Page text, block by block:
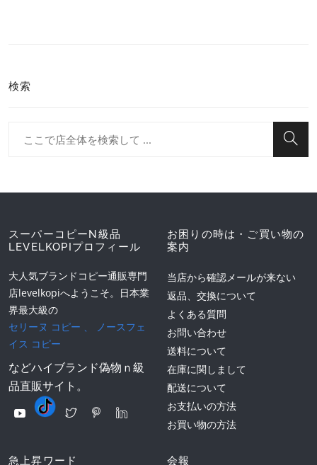
検索
スーパーコピーN級品
LEVELKOPIプロフィール
大人気ブランドコピー通販専門
店levelkopiへようこそ。日本業
界最大級の
セリーヌ コピー
ノースフェ
イス コピー
などハイブランド偽物ｎ級
品直販サイト。
お困りの時は・ご買い物の
案内
当店から確認メールが来ない
返品、交換について
よくある質問
お問い合わせ
送料について
在庫に関しまして
配送について
お支払いの方法
お買い物の方法
急上昇ワード 会報